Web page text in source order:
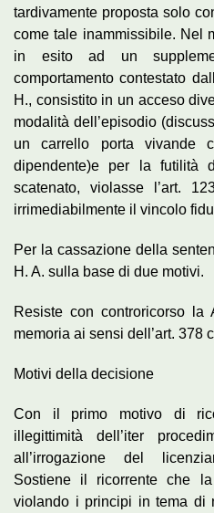
tardivamente proposta solo
come tale inammissibile. Nel
in esito ad un
comportamento contestato
H., consistito in un acceso
modalità dell’episodio
un carrello porta vivande
dipendente)e per la futilità
scatenato, violasse l’art.
irrimediabilmente il vincolo
Per la cassazione della
H. A. sulla base di due motivi.
Resiste con controricorso la
memoria ai sensi dell’art. 378
Motivi della decisione
Con il primo motivo di
illegittimità dell’iter
all’irrogazione del
Sostiene il ricorrente che
violando i principi in tema di